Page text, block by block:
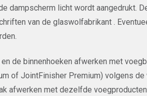
dampscherm licht wordt aangedrukt.
van de glaswolfabrikant .
de binnenhoeken afwerken met
of JointFinisher Premium) volgens
afwerken met dezelfde